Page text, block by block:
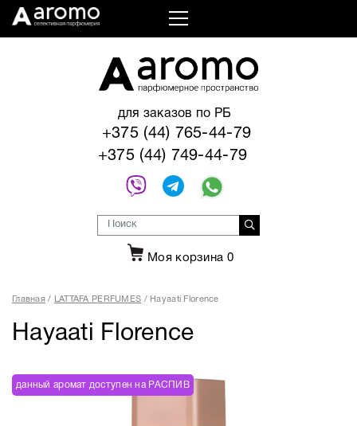
для заказов по РБ
+375 (44) 765-44-79
+375 (44) 749-44-79
Моя корзина 0
Главная LATTAFA PERFUMES Hayaati Florence
Hayaati Florence
данный аромат доступен на РАСПИВ